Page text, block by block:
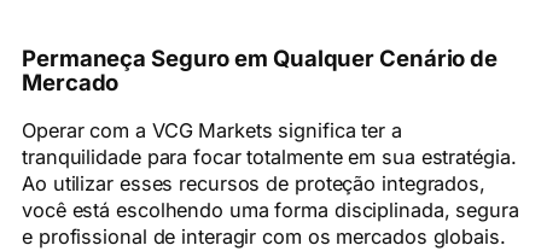
Permaneça Seguro em Qualquer Cenário de
Mercado
Operar com a VCG Markets significa ter a
tranquilidade para focar totalmente em sua estratégia.
Ao utilizar esses recursos de proteção integrados,
você está escolhendo uma forma disciplinada, segura
e profissional de interagir com os mercados globais.